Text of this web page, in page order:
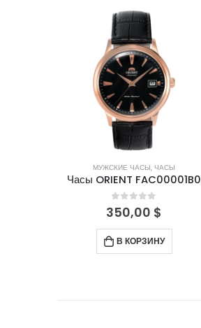
МУЖСКИЕ ЧАСЫ, ЧАСЫ
Часы ORIENT FAC00001B0
0out of 5
350,00 $
В КОРЗИНУ